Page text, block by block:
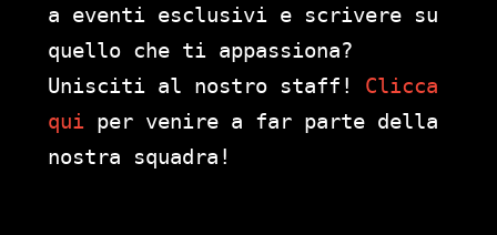
a eventi esclusivi e scrivere su
quello che ti appassiona?
Unisciti al nostro staff! Clicca
qui per venire a far parte della
nostra squadra!